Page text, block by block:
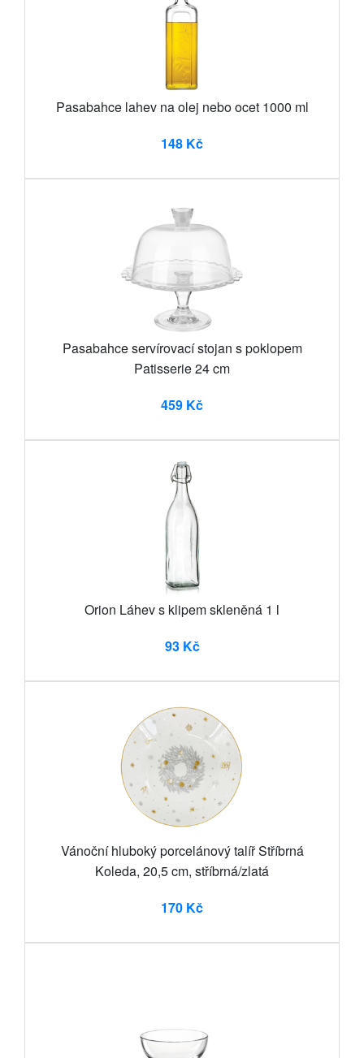
Pasabahce lahev na olej nebo ocet 1000 ml
148 Kč
Pasabahce servírovací stojan s poklopem
Patisserie 24 cm
459 Kč
Orion Láhev s klipem skleněná 1 l
93 Kč
Vánoční hluboký porcelánový talíř Stříbrná
Koleda, 20,5 cm, stříbrná/zlatá
170 Kč